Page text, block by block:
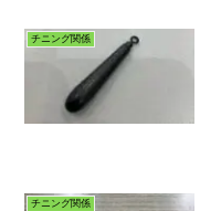
チニング関係
チニング関係